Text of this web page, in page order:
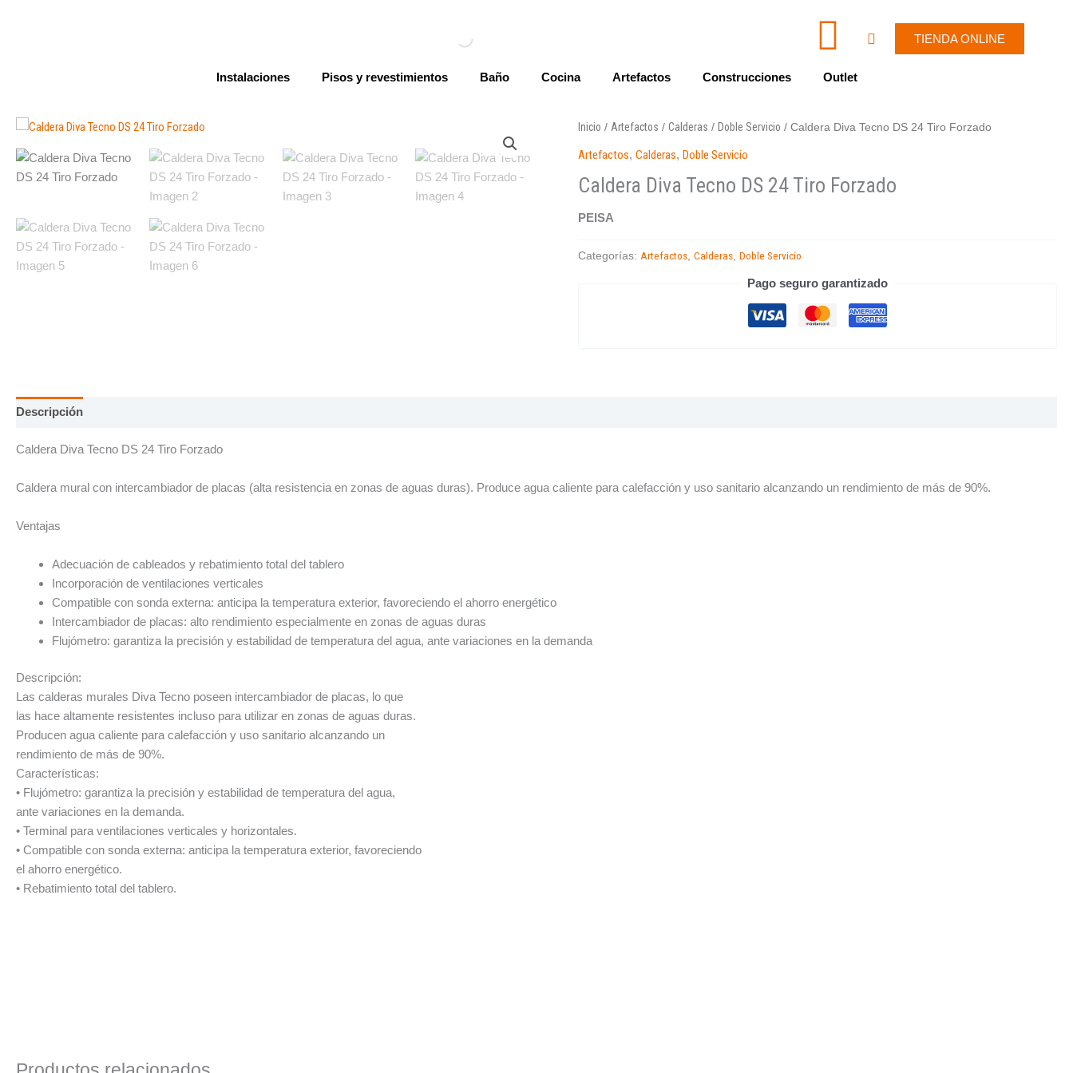
c
o
-
n
v
p
W
h
a
s
p
p
Cart TIENDA ONLINE
Instalaciones Pisos y revestimientos Baño Cocina Artefactos Construcciones Outlet
Inicio /Artefactos /Calderas / Doble Servicio / Caldera Diva Tecno DS 24 Tiro Forzado
Artefactos,Calderas,Doble Servicio
Caldera Diva Tecno DS 24 Tiro Forzado
PEISA
Categorías: Artefactos ,Calderas ,Doble Servicio
Pago seguro garantizado
Descripción
Caldera Diva Tecno DS 24 Tiro Forzado
Caldera mural con intercambiador de placas (alta resistencia en zonas de aguas duras). Produce agua caliente para calefacción y uso sanitario alcanzando un rendimiento de más de 90%.
Ventajas
Adecuación de cableados y rebatimiento total del tablero
Incorporación de ventilaciones verticales
Compatible con sonda externa: anticipa la temperatura exterior, favoreciendo el ahorro energético
Intercambiador de placas: alto rendimiento especialmente en zonas de aguas duras
Flujómetro: garantiza la precisión y estabilidad de temperatura del agua, ante variaciones en la demanda
Descripción:
Las calderas murales Diva Tecno poseen intercambiador de placas, lo que
las hace altamente resistentes incluso para utilizar en zonas de aguas duras.
Producen agua caliente para calefacción y uso sanitario alcanzando un
rendimiento de más de 90%.
Características:
• Flujómetro: garantiza la precisión y estabilidad de temperatura del agua,
ante variaciones en la demanda.
• Terminal para ventilaciones verticales y horizontales.
• Compatible con sonda externa: anticipa la temperatura exterior, favoreciendo
el ahorro energético.
• Rebatimiento total del tablero.